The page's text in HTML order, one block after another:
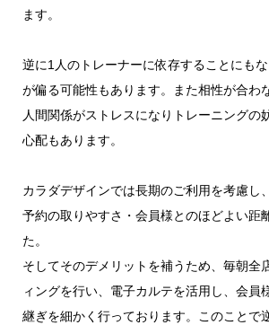
ます。
逆に1人のトレーナーに依存することにも
が偏る可能性もあります。また相性が合わ
人間関係がストレスになりトレーニングの
心配もあります。
カラダデザインでは長期のご利用を考慮し
予約の取りやすさ・会員様とのほどよい距
た。
そしてそのデメリットを補うため、毎朝全
ィングを行い、電子カルテを活用し、会員
継ぎを細かく行っております。このことで